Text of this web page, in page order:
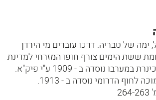
ימה של טבריה. דרכו עוברים מי הירדן
ששת הימים צורף חופו המזרחי למדינת
ישראל. המושבה כינרת במערבו נוסדה ב - 1909 ע"י פיק"א.
לחוף הדרומי נוסדה ב - 1913.